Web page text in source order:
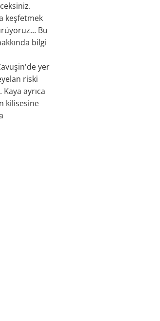
keşfetmek
Bu
bilgi
yer
riski
ayrıca
kilisesine